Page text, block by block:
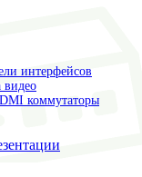
интерфейсов
видео
коммутаторы